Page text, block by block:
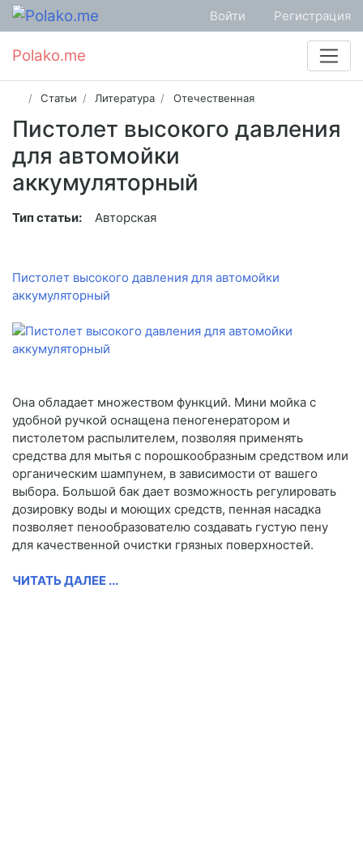
Войти Регистрация
Polako.me
Статьи Литература Отечественная
Пистолет высокого давления
для автомойки
аккумуляторный
Тип статьи: Авторская
Пистолет высокого давления для автомойки
аккумуляторный
Она обладает множеством функций. Мини мойка с
удобной ручкой оснащена пеногенератором и
пистолетом распылителем, позволяя применять
средства для мытья с порошкообразным средством или
органическим шампунем, в зависимости от вашего
выбора. Большой бак дает возможность регулировать
дозировку воды и моющих средств, пенная насадка
позволяет пенообразователю создавать густую пену
для качественной очистки грязных поверхностей.
ЧИТАТЬ ДАЛЕЕ ...